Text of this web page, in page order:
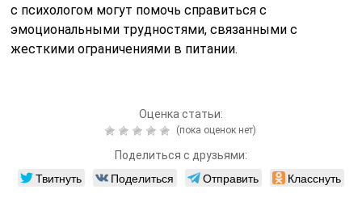
с психологом могут помочь справиться с
эмоциональными трудностями, связанными с
жесткими ограничениями в питании.
Оценка статьи:
(пока оценок нет)
Поделиться с друзьями:
Твитнуть Поделиться Отправить Класснуть